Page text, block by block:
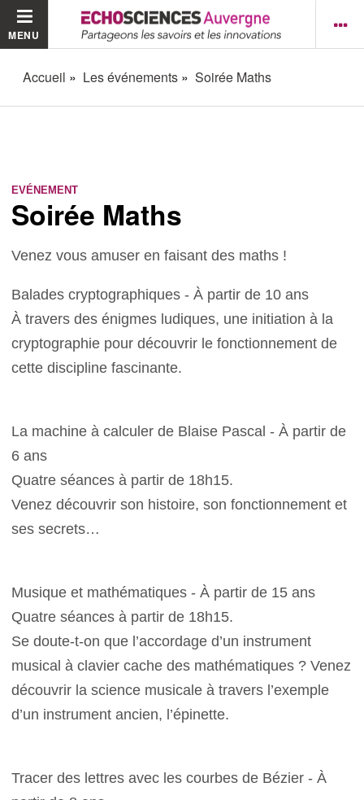
MENU
Accueil Les événements Soirée Maths
EVÉNEMENT
Soirée Maths
Venez vous amuser en faisant des maths !
Balades cryptographiques - À partir de 10 ans
À travers des énigmes ludiques, une initiation à la
cryptographie pour découvrir le fonctionnement de
cette discipline fascinante.
La machine à calculer de Blaise Pascal - À partir de
6 ans
Quatre séances à partir de 18h15.
Venez découvrir son histoire, son fonctionnement et
ses secrets…
Musique et mathématiques - À partir de 15 ans
Quatre séances à partir de 18h15.
Se doute-t-on que l’accordage d’un instrument
musical à clavier cache des mathématiques ? Venez
découvrir la science musicale à travers l’exemple
d’un instrument ancien, l’épinette.
Tracer des lettres avec les courbes de Bézier - À